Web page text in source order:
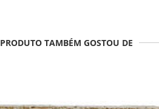
TAMBÉM GOSTOU DE